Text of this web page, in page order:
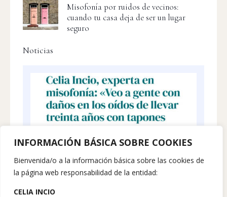
INFORMACIÓN BÁSICA SOBRE COOKIES
Bienvenida/o a la información básica sobre las cookies de
la página web responsabilidad de la entidad:
CELIA INCIO
Misofonía por ruidos de vecinos:
cuando tu casa deja de ser un lugar
seguro
Noticias